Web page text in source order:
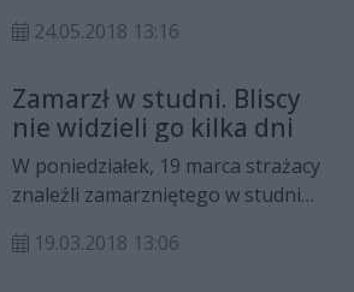
Kowala.
24.05.2018 13:16
Zamarzł w studni. Bliscy
nie widzieli go kilka dni
W poniedziałek, 19 marca strażacy
znaleźli zamarzniętego w studni
zmarłego ostatni raz widziała go
19.03.2018 13:06